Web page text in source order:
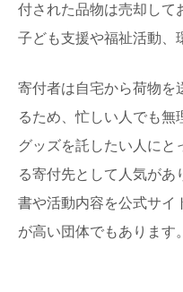
付された品物は売却して
子ども支援や福祉活動、
寄付者は自宅から荷物を
るため、忙しい人でも無
グッズを託したい人にと
る寄付先として人気があ
書や活動内容を公式サイ
が高い団体でもあります。